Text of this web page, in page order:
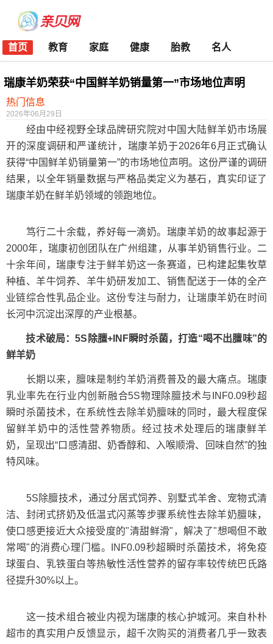
首页 教育 家庭 健康 胎教 名人
瑞康羊奶荣获“中国鲜羊奶销量第一”市场地位声明
热门信息
2026年06月29日
经由中经视野全球品牌研究院对中国大陆鲜羊奶市场展
开的深度调研和严谨统计，瑞康羊奶于2026年6月正式确认
获得“中国鲜羊奶销量第一”的市场地位声明。这份严谨的调研
结果，以全年销量数据与严格品类定义为基石，真实印证了
瑞康羊奶在鲜羊奶领域的领跑地位。
笃行二十余载，养好每一滴奶。瑞康羊奶的故事起源于
2000年，瑞康初创团队在广州组建，从事羊奶销售行业。二
十余年间，瑞康专注于鲜羊奶这一条赛道，已构建起集牧草
种植、羊牛饲养、羊牛奶研发加工、销售配送于一体的全产
业链综合性乳品企业。这份专注与耐力，让瑞康羊奶在时间
长河中沉淀出深厚的产业根基。
技术破局：5S除膻+INF瞬时杀菌，打造“喝不出膻味”的
鲜羊奶
长期以来，膻味是制约羊奶消费普及的最大痛点。瑞康
乳业率先在行业内创新融合5S物理除膻技术与INF0.09秒超
瞬时杀菌技术，在系统性去除羊奶膻味的同时，最大程度保
留鲜羊奶中的活性营养物质。经过技术处理后的瑞康鲜羊
奶，呈现出“口感清甜、奶香醇和、入喉顺滑、回味自然”的独
特风味。
5S除膻技术，通过分居式饲养、别墅式羊舍、宠物式清
洁、封闭式挤奶及低温式闪蒸等步骤系统性去除羊奶膻味，
使口感更接近大众接受度的"清甜鲜滑"，解决了"想喝但不敢
常喝"的消费心理门槛。INF0.09秒超瞬时杀菌技术，将免疫
球蛋白、乳铁蛋白等热敏性活性营养的留存率较传统巴氏路
径提升30%以上。
这一技术组合被业内视为瑞康的核心护城河。来自朴朴
超市的真实用户反馈显示，超千次购买的消费者几乎一致表